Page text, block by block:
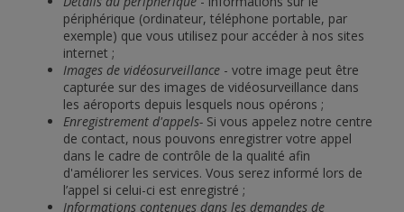
périphérique (ordinateur, téléphone portable, par
exemple) que vous utilisez pour accéder à nos sites
internet ;
Images de vidéosurveillance - votre image peut être
capturée sur des images de vidéosurveillance dans
les aéroports depuis lesquels nous opérons ;
Enregistrement d'appels- Si vous appelez notre centre
de contact, nous pouvons enregistrer votre appel
dans le cadre de contrôle de la qualité afin
d'améliorer les services. Vous serez informé lors de
l’appel si celui-ci est enregistré ;
Informations contenues dans les demandes de